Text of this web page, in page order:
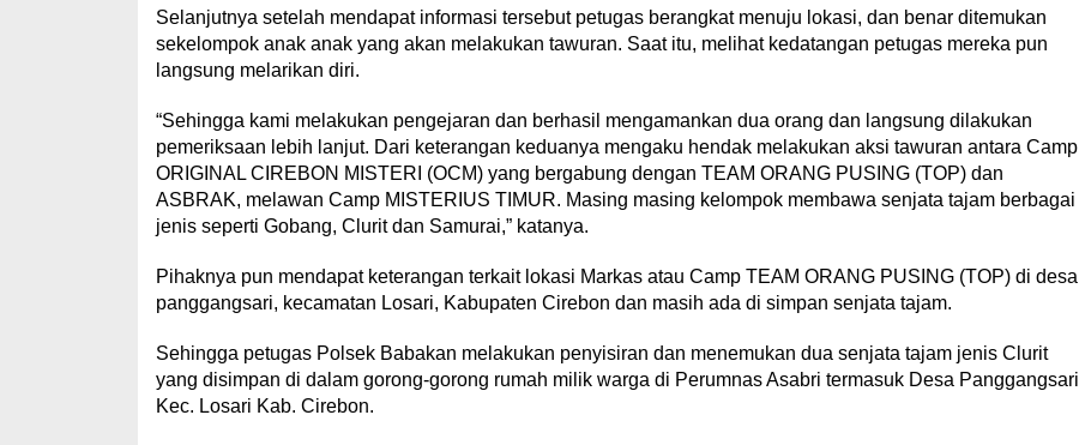
Selanjutnya setelah mendapat informasi tersebut petugas berangkat menuju lokasi, dan benar ditemukan
sekelompok anak anak yang akan melakukan tawuran. Saat itu, melihat kedatangan petugas mereka pun
langsung melarikan diri.
“Sehingga kami melakukan pengejaran dan berhasil mengamankan dua orang dan langsung dilakukan
pemeriksaan lebih lanjut. Dari keterangan keduanya mengaku hendak melakukan aksi tawuran antara Camp
ORIGINAL CIREBON MISTERI (OCM) yang bergabung dengan TEAM ORANG PUSING (TOP) dan
ASBRAK, melawan Camp MISTERIUS TIMUR. Masing masing kelompok membawa senjata tajam berbagai
jenis seperti Gobang, Clurit dan Samurai,” katanya.
Pihaknya pun mendapat keterangan terkait lokasi Markas atau Camp TEAM ORANG PUSING (TOP) di desa
panggangsari, kecamatan Losari, Kabupaten Cirebon dan masih ada di simpan senjata tajam.
Sehingga petugas Polsek Babakan melakukan penyisiran dan menemukan dua senjata tajam jenis Clurit
yang disimpan di dalam gorong-gorong rumah milik warga di Perumnas Asabri termasuk Desa Panggangsari
Kec. Losari Kab. Cirebon.